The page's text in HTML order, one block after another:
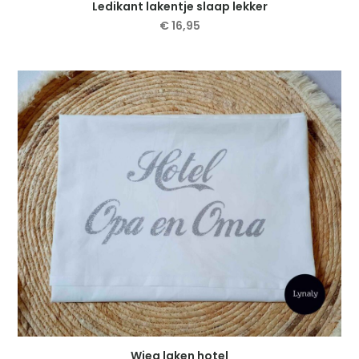
Ledikant lakentje slaap lekker
€16,95
heeft
meerdere
variaties.
kan
gekozen
worden
productpagina